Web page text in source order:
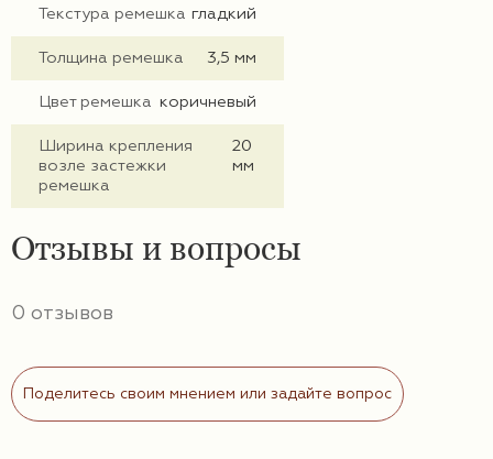
Текстура ремешка гладкий
Толщина ремешка 3,5 мм
Цвет ремешка коричневый
Ширина крепления
возле застежки
ремешка
20
мм
Отзывы и вопросы
0 отзывов
Поделитесь своим мнением или задайте вопрос